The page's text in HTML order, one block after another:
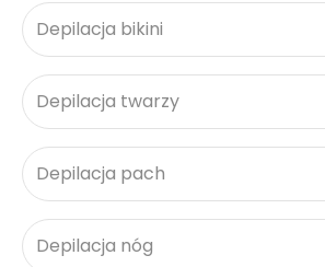
Depilacja bikini
Depilacja twarzy
Depilacja pach
Depilacja nóg